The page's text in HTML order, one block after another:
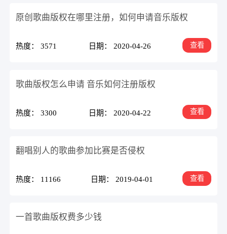
原创歌曲版权在哪里注册，如何申请音乐版权
热度： 3571 日期： 2020-04-26 查看
歌曲版权怎么申请 音乐如何注册版权
热度： 3300 日期： 2020-04-22 查看
翻唱别人的歌曲参加比赛是否侵权
热度： 11166 日期： 2019-04-01 查看
一首歌曲版权费多少钱